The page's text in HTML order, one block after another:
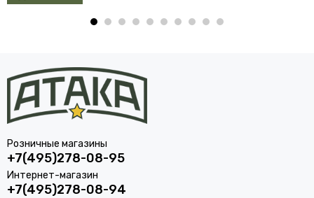
Розничные магазины
+7(495)278-08-95
Интернет-магазин
+7(495)278-08-94